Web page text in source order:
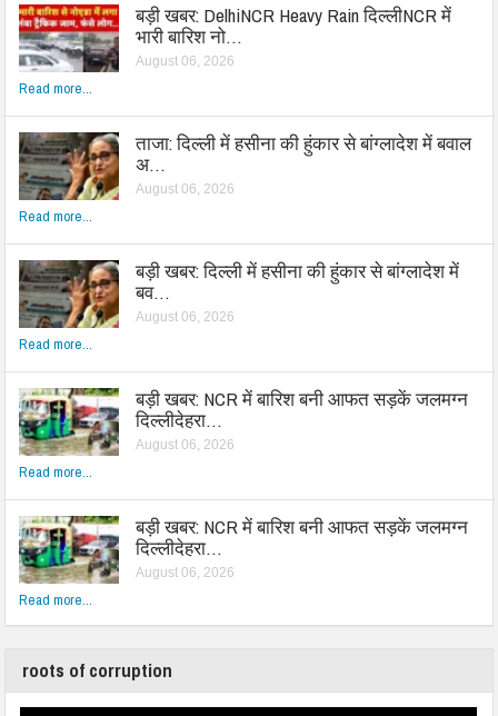
बड़ी खबर: DelhiNCR Heavy Rain दिल्लीNCR में
भारी बारिश नो…
August 06, 2026
Read more...
ताजा: दिल्ली में हसीना की हुंकार से बांग्लादेश में बवाल
अ…
August 06, 2026
Read more...
बड़ी खबर: दिल्ली में हसीना की हुंकार से बांग्लादेश में
बव…
August 06, 2026
Read more...
बड़ी खबर: NCR में बारिश बनी आफत सड़कें जलमग्न
दिल्लीदेहरा…
August 06, 2026
Read more...
बड़ी खबर: NCR में बारिश बनी आफत सड़कें जलमग्न
दिल्लीदेहरा…
August 06, 2026
Read more...
roots of corruption